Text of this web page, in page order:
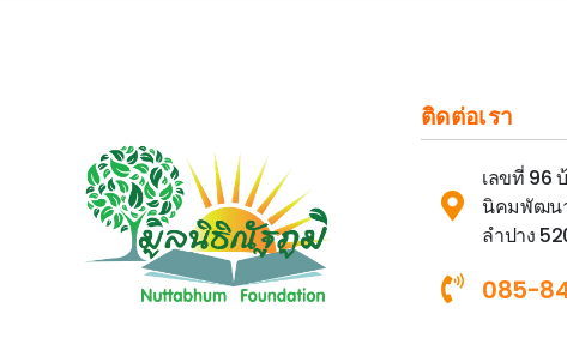
ติดต่อเรา
เลขที่ 96
นิคมพัฒนา
ลำปาง
085-